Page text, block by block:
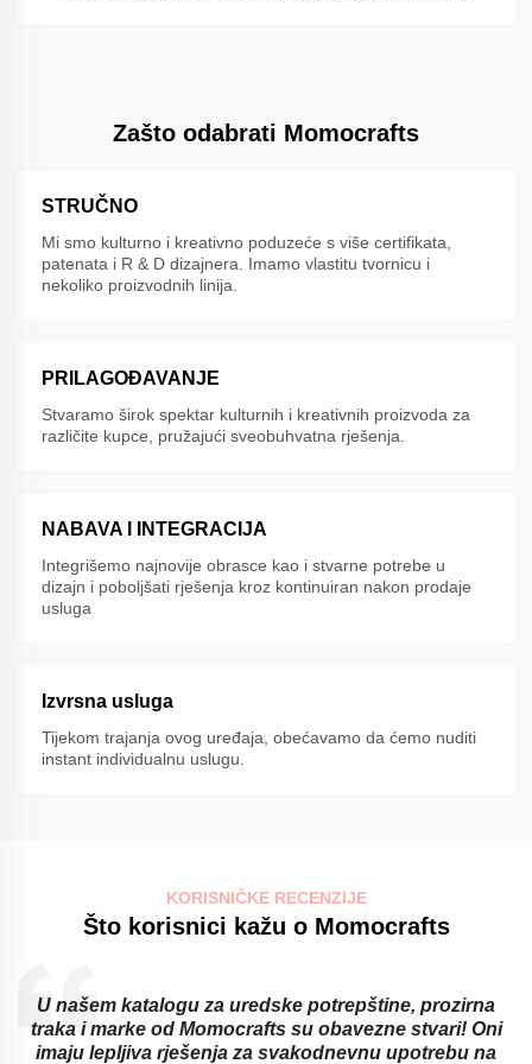
Zašto odabrati Momocrafts
STRUČNO
Mi smo kulturno i kreativno poduzeće s više certifikata,
patenata i R & D dizajnera. Imamo vlastitu tvornicu i
nekoliko proizvodnih linija.
PRILAGOĐAVANJE
Stvaramo širok spektar kulturnih i kreativnih proizvoda za
različite kupce, pružajući sveobuhvatna rješenja.
NABAVA I INTEGRACIJA
Integrišemo najnovije obrasce kao i stvarne potrebe u
dizajn i poboljšati rješenja kroz kontinuiran nakon prodaje
usluga
Izvrsna usluga
Tijekom trajanja ovog uređaja, obećavamo da ćemo nuditi
instant individualnu uslugu.
KORISNIČKE RECENZIJE
Što korisnici kažu o Momocrafts
U našem katalogu za uredske potrepštine, prozirna
traka i marke od Momocrafts su obavezne stvari! Oni
imaju lepljiva rješenja za svakodnevnu upotrebu na